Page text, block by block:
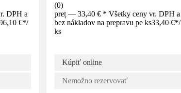
DPH a
€*/
(0)
preț — 33,40 € * Všetky ceny vr. DPH a
bez nákladov na prepravu pe ks33,40 €*/
ks
Kúpiť online
Nemožno rezervovať